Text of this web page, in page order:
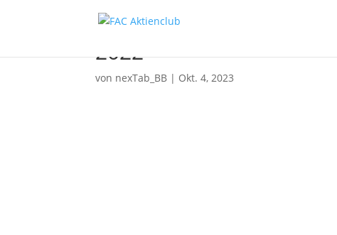
2022
von nexTab_BB | Okt. 4, 2023